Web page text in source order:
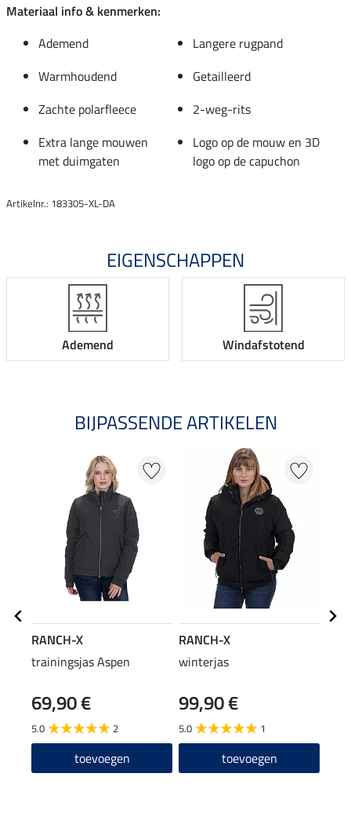
Materiaal info & kenmerken:
Ademend
Langere rugpand
Warmhoudend
Getailleerd
Zachte polarfleece
2-weg-rits
Extra lange mouwen
met duimgaten
Logo op de mouw en 3D
logo op de capuchon
Artikelnr.: 183305-XL-DA
EIGENSCHAPPEN
Ademend Windafstotend
BIJPASSENDE ARTIKELEN
RANCH-X
trainingsjas Aspen
69,90 €
5.0 2
toevoegen
RANCH-X
winterjas
99,90 €
5.0 1
toevoegen